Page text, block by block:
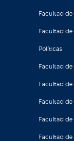
Facultad
Facultad de
Políticas
Facultad de
Facultad de
Facultad de
Facultad
Facultad